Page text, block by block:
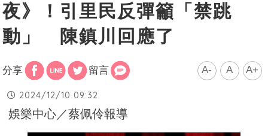
夜》！引里民反彈籲「禁跳
動」 陳鎮川回應了
分享 留言 A- A A+
2024/12/10 09:32
娛樂中心／蔡佩伶報導